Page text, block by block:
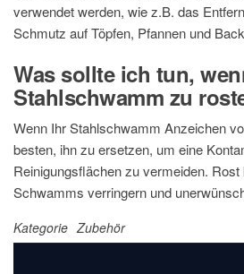
verwendet werden, wie z.B. das
Schmutz auf Töpfen, Pfannen und
Was sollte ich tun,
Stahlschwamm zu
Wenn Ihr Stahlschwamm Anzeichen
besten, ihn zu ersetzen, um eine
Reinigungsflächen zu vermeiden.
Schwamms verringern und
Kategorie Zubehör